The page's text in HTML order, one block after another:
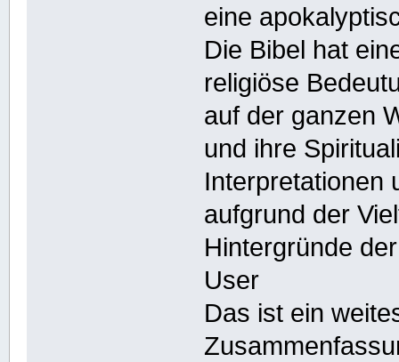
eine
Die Bibel hat
religiöse
auf der ganzen
und ihre
Interpretationen
aufgrund der
Hintergründe
User
Das ist ein